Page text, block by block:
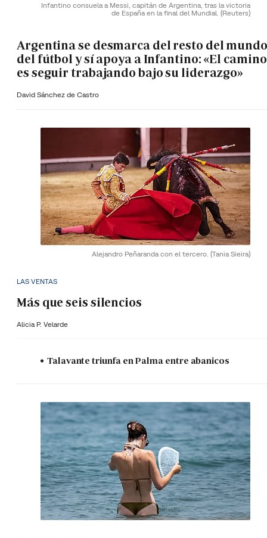
Infantino consuela a Messi, capitán de Argentina, tras la victoria
de España en la final del Mundial. (Reuters)
Argentina se desmarca del resto del mundo
del fútbol y sí apoya a Infantino: «El camino
es seguir trabajando bajo su liderazgo»
David Sánchez de Castro
Alejandro Peñaranda con el tercero. (Tania Sieira)
LAS VENTAS
Más que seis silencios
Alicia P. Velarde
Talavante triunfa en Palma entre abanicos